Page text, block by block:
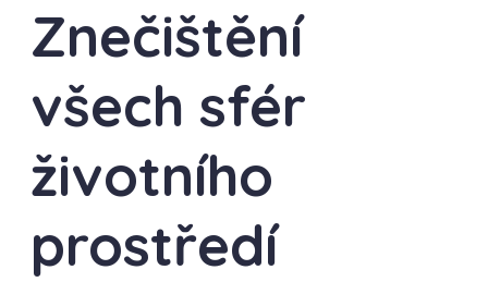
Znečištění
všech sfér
životního
prostředí